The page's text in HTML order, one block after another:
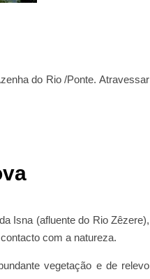
do Rio /Ponte. Atravessar
Isna (afluente do Rio Zêzere),
com a natureza.
vegetação e de relevo